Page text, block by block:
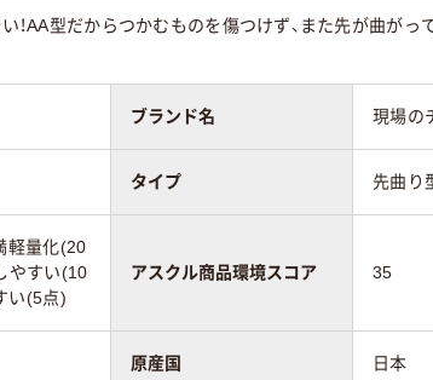
！AA型だからつかむものを傷つけず、また先が曲が
ブランド名 現場の
タイプ 先曲り
軽量化(20
やすい(10
い(5点)
アスクル商品環境スコア 35
原産国 日本